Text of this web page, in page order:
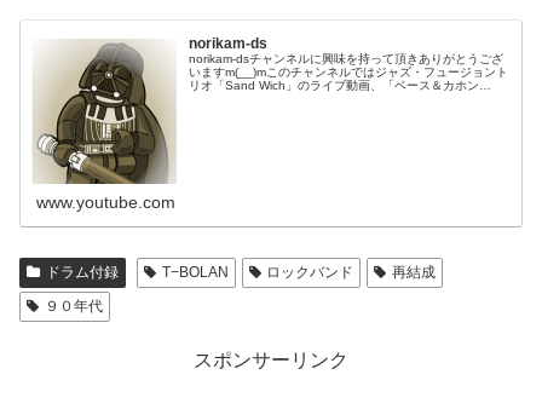
norikam-ds
norikam-dsチャンネルに興味を持って頂きありがとうござ
いますm(__)mこのチャンネルではジャズ・フュージョント
リオ「Sand Wich」のライブ動画、「ベース＆カホン
www.youtube.com
ドラム付録 T−BOLAN ロックバンド
再結成
９０年代
スポンサーリンク